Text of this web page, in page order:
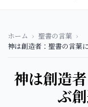
ホーム › 聖書の言葉 ›
神は創造者：聖書の言葉
神は創造
ぶ